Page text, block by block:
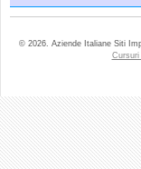
© 2026. Aziende Italiane Siti
Cursuri